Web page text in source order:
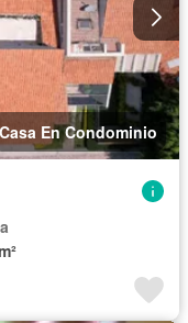
Casa En Condominio